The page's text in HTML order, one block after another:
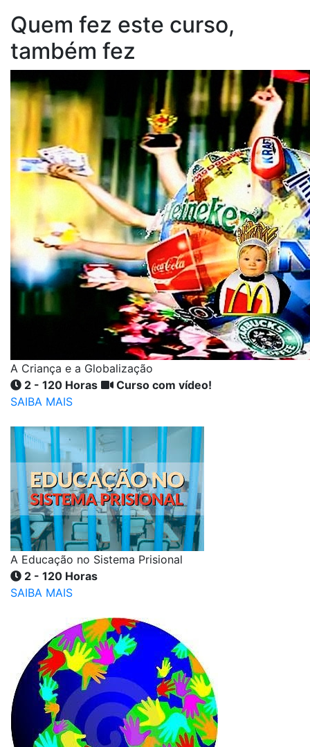
Quem fez este curso,
também fez
A Criança e a Globalização
2 - 120 Horas
Curso com vídeo!
SAIBA MAIS
A Educação no Sistema Prisional
2 - 120 Horas
SAIBA MAIS